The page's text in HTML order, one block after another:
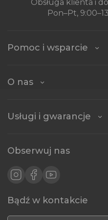
Obsługa klienta i
Pon–Pt,
Pomoc i wsparcie
O nas
Usługi i gwarancje
Obserwuj nas
Bądź w kontakcie